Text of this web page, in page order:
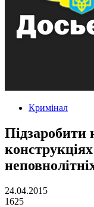
Кримінал
Підзаробити
24.04.2015
1625